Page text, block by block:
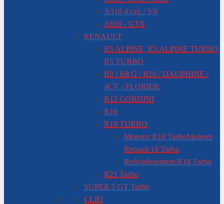
A310 4 cyl. / V6
A610 - GTA
RENAULT
R5 ALPINE, R5 ALPINE TURBO,
R5 TURBO
R8 / R8 G / R10 / DAUPHINE /
4CV / FLORIDE
R12 GORDINI
R16
R18 TURBO
Moteurs R18 TurboMoteurs
Renault 18 Turbo
Refroidissement R18 Turbo
R21 Turbo
SUPER 5 GT Turbo
CLIO